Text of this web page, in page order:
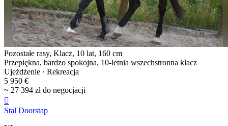
Pozostałe rasy, Klacz, 10 lat, 160 cm
Przepiękna, bardzo spokojna, 10-letnia wszechstronna klacz
Ujeżdżenie · Rekreacja
5 950 €
~ 27 394 zł do negocjacji

Stal Doorstap